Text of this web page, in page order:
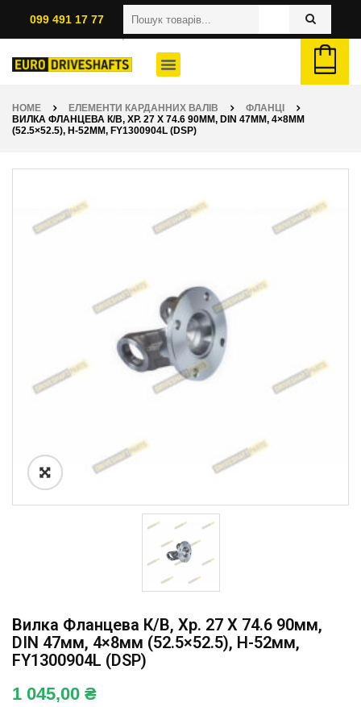
099 491 17 77
HOME ЕЛЕМЕНТИ КАРДАННИХ ВАЛІВ
ФЛАНЦІ
ВИЛКА ФЛАНЦЕВА К/В, ХР. 27 X 74.6 90ММ, DIN 47ММ, 4×8ММ
(52.5×52.5), H-52ММ, FY1300904L (DSP)
Вилка Фланцева К/в, Хр. 27 X 74.6 90мм,
DIN 47мм, 4×8мм (52.5×52.5), H-52мм,
FY1300904L (DSP)
1 045,00 ₴